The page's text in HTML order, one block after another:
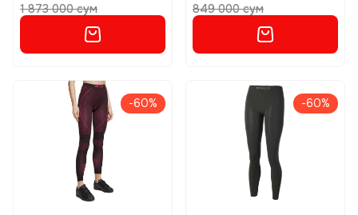
1 873 000 сум 849 000 сум
-60% -60%